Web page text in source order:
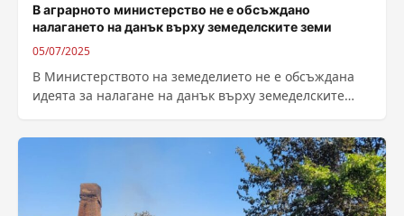
В аграрното министерство не е обсъждано
налагането на данък върху земеделските земи
05/07/2025
В Mинистерството на земеделието не е обсъждана
идеята за налагане на данък върху земеделските